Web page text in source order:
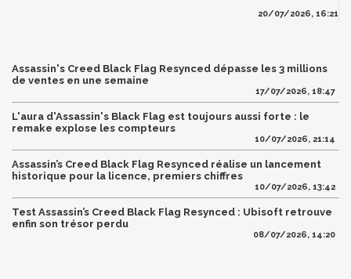
20/07/2026, 16:21
Assassin's Creed Black Flag Resynced dépasse les 3 millions
de ventes en une semaine
17/07/2026, 18:47
L'aura d'Assassin's Black Flag est toujours aussi forte : le
remake explose les compteurs
10/07/2026, 21:14
Assassin’s Creed Black Flag Resynced réalise un lancement
historique pour la licence, premiers chiffres
10/07/2026, 13:42
Test Assassin’s Creed Black Flag Resynced : Ubisoft retrouve
enfin son trésor perdu
08/07/2026, 14:20